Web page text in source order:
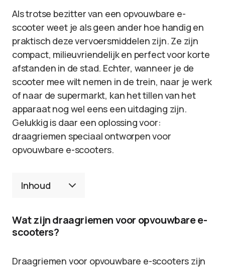
Als trotse bezitter van een opvouwbare e-
scooter weet je als geen ander hoe handig en
praktisch deze vervoersmiddelen zijn. Ze zijn
compact, milieuvriendelijk en perfect voor korte
afstanden in de stad. Echter, wanneer je de
scooter mee wilt nemen in de trein, naar je werk
of naar de supermarkt, kan het tillen van het
apparaat nog wel eens een uitdaging zijn.
Gelukkig is daar een oplossing voor:
draagriemen speciaal ontworpen voor
opvouwbare e-scooters.
Inhoud
Wat zijn draagriemen voor opvouwbare e-
scooters?
Draagriemen voor opvouwbare e-scooters zijn